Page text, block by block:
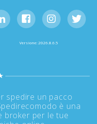
Versione: 2026.8.6.5
spedire un pacco
è una
broker per le tue